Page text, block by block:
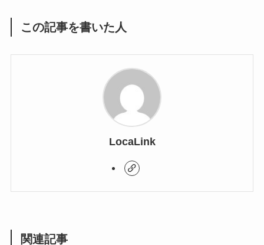
この記事を書いた人
LocaLink
関連記事